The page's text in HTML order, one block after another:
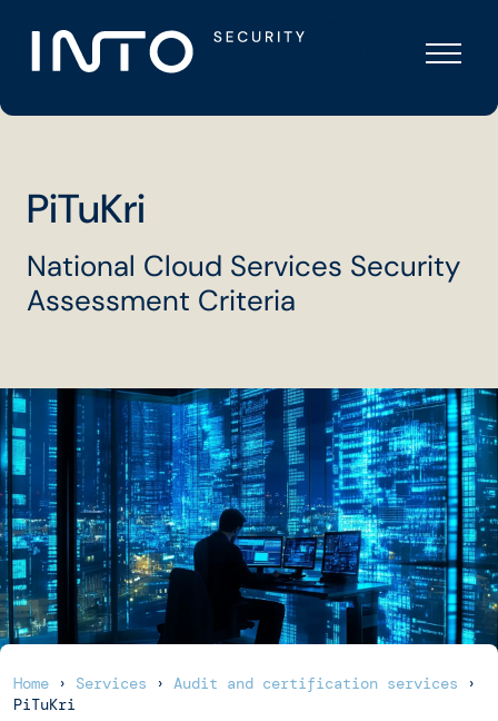
content
PiTuKri
National Cloud Services Security
Assessment Criteria
Home › Services › Audit and certification services ›
PiTuKri